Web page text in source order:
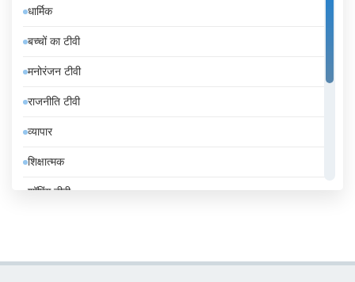
इंडोनेशिया
इथियोपिया
इराक
ईरान
उज़्बेकिस्तान
उरुग्वे
धार्मिक
बच्चों का टीवी
मनोरंजन टीवी
राजनीति टीवी
व्यापार
शिक्षात्मक
शॉपिंग टीवी